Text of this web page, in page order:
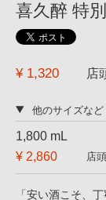
喜久醉 特
¥ 1,320 店
他のサイズなど
1,800 mL
¥ 2,860
店
「安い酒こそ、